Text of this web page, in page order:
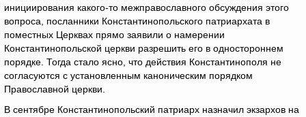
инициирования какого-то межправославного обсуждения этого
вопроса, посланники Константинопольского патриархата в
поместных Церквах прямо заявили о намерении
Константинопольской церкви разрешить его в одностороннем
порядке. Тогда стало ясно, что действия Константинополя не
согласуются с установленным каноническим порядком
Православной церкви.
В сентябре Константинопольский патриарх назначил экзархов на